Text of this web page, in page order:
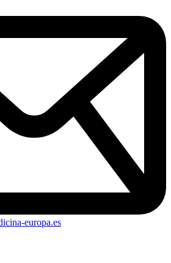
europa.es